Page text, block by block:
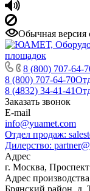
Обычная версия
8 (800) 707-64-
8 (800) 707-64-70
8 (4832) 34-41-41
Заказать звонок
E-mail
info@yuamet.com
Отдел продаж:
Дилерство:
Адрес
г. Москва,
Адрес
Брянский район, д.